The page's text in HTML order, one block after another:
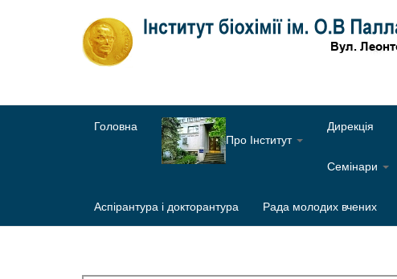
Головна
Про Інститут
Дирекція
Семінари
Аспірантура і докторантура Рада молодих вчених